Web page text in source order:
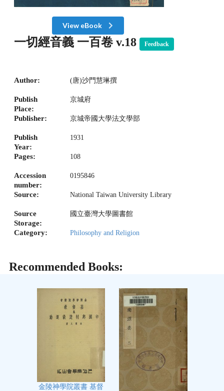
View eBook
一切經音義 一百卷 v.18 Feedback
Author: (唐)沙門慧琳撰
Publish
Place:
京城府
Publisher: 京城帝國大學法文學部
Publish
Year:
1931
Pages: 108
Accession
number:
0195846
Source: National Taiwan University Library
Source
Storage:
國立臺灣大學圖書館
Category: Philosophy and Religion
Recommended Books:
金陵神學院叢書 基督